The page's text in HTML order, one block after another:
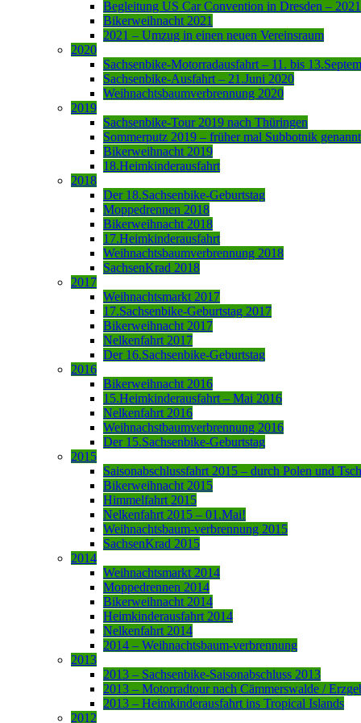
Begleitung US Car Convention in Dresden – 2021
Bikerweihnacht 2021
2021 – Umzug in einen neuen Vereinsraum
2020
Sachsenbike-Motorradausfahrt – 11. bis
Sachsenbike-Ausfahrt – 21.Juni 2020
Weihnachtsbaumverbrennung 2020
2019
Sachsenbike-Tour 2019 nach Thüringen
Sommerputz 2019 – früher mal Subbotnik genannt
Bikerweihnacht 2019
18.Heimkinderausfahrt
2018
Der 18.Sachsenbike-Geburtstag
Moppedrennen 2018
Bikerweihnacht 2018
17.Heimkinderausfahrt
Weihnachtsbaumverbrennung 2018
SachsenKrad 2018
2017
Weihnachtsmarkt 2017
17.Sachsenbike-Geburtstag 2017
Bikerweihnacht 2017
Nelkenfahrt 2017
Der 16.Sachsenbike-Geburtstag
2016
Bikerweihnacht 2016
15.Heimkinderausfahrt – Mai 2016
Nelkenfahrt 2016
Weihnachstbaumverbrennung 2016
Der 15.Sachsenbike-Geburtstag
2015
Saisonabschlussfahrt 2015 – durch Polen und
Bikerweihnacht 2015
Himmelfahrt 2015
Nelkenfahrt 2015 – 01.Mai!
Weihnachtsbaum-verbrennung 2015
SachsenKrad 2015
2014
Weihnachtsmarkt 2014
Moppedrennen 2014
Bikerweihnacht 2014
Heimkinderausfahrt 2014
Nelkenfahrt 2014
2014 – Weihnachtsbaum-verbrennung
2013
2013 – Sachsenbike-Saisonabschluss 2013
2013 – Motorradtour nach Cämmerswalde /
2013 – Heimkinderausfahrt ins Tropical Islands
2012